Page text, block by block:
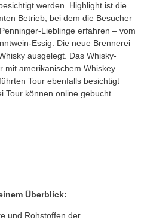
werden. Highlight ist die
Betrieb, bei dem die Besucher
Lieblinge erfahren – vom
Essig. Die neue Brennerei
ausgelegt. Das Whisky-
mit amerikanischem Whiskey
Tour ebenfalls besichtigt
Tour können online gebucht
Überblick:
und Rohstoffen der